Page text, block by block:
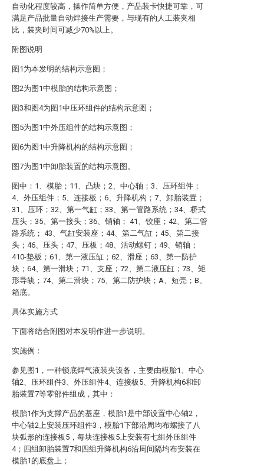
自动化程度较高，操作简单方便，产品装卡快捷可靠，可
满足产品批量自动焊接生产需要，与现有的人工装夹相
比，装夹时间可减少70%以上。
附图说明
图1为本发明的结构示意图；
图2为图1中模胎的结构示意图；
图3和图4为图1中压环组件的结构示意图；
图5为图1中外压组件的结构示意图；
图6为图1中升降机构的结构示意图；
图7为图1中卸胎装置的结构示意图。
图中：1、模胎；11、凸块；2、中心轴；3、压环组件；
4、外压组件；5、连接板；6、升降机构；7、卸胎装置；
31、压环；32、第一气缸；33、第一管路系统；34、桥式
压头；35、第一接头；36、销轴； 41、铰座；42、第二管
路系统； 43、气缸安装座；44、第二气缸；45、第二接
头；46、压头；47、压板；48、活动螺钉；49、销轴；
410-垫板；61、第一液压缸；62、滑座；63、第一防护
块；64、第一滑块；71、支座；72、第二液压缸；73、矩
形导轨；74、第二滑块；75、第二防护块；A、短壳；B、
箱底。
具体实施方式
下面将结合附图对本发明作进一步说明。
实施例：
参见图1，一种锁底焊气液装夹设备，主要由模胎1、中心
轴2、压环组件3、外压组件4、连接板5、升降机构6和卸
胎装置7等零部件组成，其中：
模胎1作为支撑产品的基座，模胎1是中部设置中心轴2，
中心轴2上安装压环组件3，模胎1下部沿周均布螺接了八
块弧形的连接板5，每块连接板5上安装有七组外压组件
4；四组卸胎装置7和四组升降机构6沿周间隔均布安装在
模胎1的底盘上；